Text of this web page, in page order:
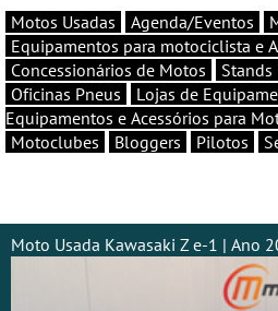
Motos Usadas Agenda/Eventos
Equipamentos para motociclista e
Concessionários de Motos
Stands
Oficinas Pneus
Lojas de
Equipamentos e Acessórios para
Motoclubes
Bloggers Pilotos
Moto Usada Kawasaki Z e-1 | Ano